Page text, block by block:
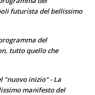
futurista del bellissimo
del
tutto quello che
"nuovo inizio" - La
manifesto del